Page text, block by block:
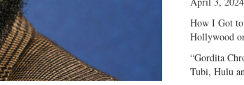
How I Got
Hollywood
“Gordita
Tubi, Hulu